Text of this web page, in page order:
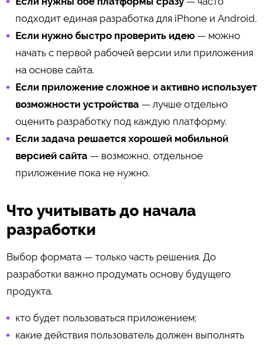
подходит единая разработка для iPhone и Android.
Если нужно быстро проверить идею— можно
начать с первой рабочей версии или приложения
на основе сайта.
Если приложение сложное и активно использует
возможности устройства— лучше отдельно
оценить разработку под каждую платформу.
Если задача решается хорошей мобильной
версией сайта— возможно, отдельное
приложение пока не нужно.
Что учитывать до начала
разработки
Выбор формата — только часть решения. До
разработки важно продумать основу будущего
продукта.
кто будет пользоваться приложением;
какие действия пользователь должен выполнять